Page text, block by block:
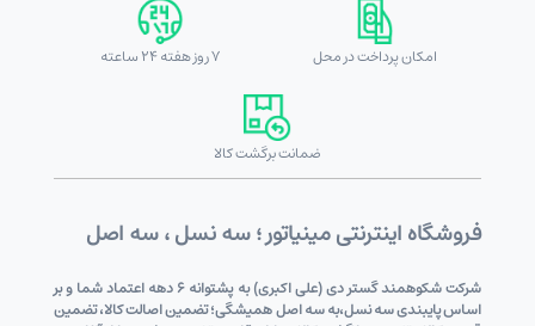
امکان پرداخت در محل 7 روز هفته 24 ساعته
ضمانت برگشت کالا
فروشگاه اینترنتی مینیاتور ؛ سه نسل ، سه اصل
شرکت شکوهمند گستر دی (علی اکبری) به پشتوانه 6 دهه اعتماد شما و بر
اساس پایبندی سه نسل،به سه اصل همیشگی؛ تضمین اصالت کالا، تضمین